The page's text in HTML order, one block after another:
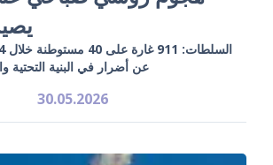
عن أضرار في البنية التحتية
30.05.2026